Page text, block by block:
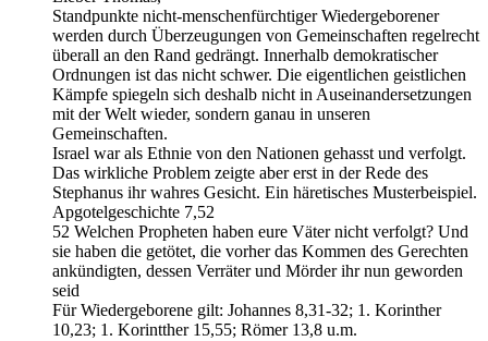
Standpunkte nicht-menschenfürchtiger Wiedergeborener
werden durch Überzeugungen von Gemeinschaften regelrecht
überall an den Rand gedrängt. Innerhalb demokratischer
Ordnungen ist das nicht schwer. Die eigentlichen geistlichen
Kämpfe spiegeln sich deshalb nicht in Auseinandersetzungen
mit der Welt wieder, sondern ganau in unseren
Gemeinschaften.
Israel war als Ethnie von den Nationen gehasst und verfolgt.
Das wirkliche Problem zeigte aber erst in der Rede des
Stephanus ihr wahres Gesicht. Ein häretisches Musterbeispiel.
Apgotelgeschichte 7,52
52 Welchen Propheten haben eure Väter nicht verfolgt? Und
sie haben die getötet, die vorher das Kommen des Gerechten
ankündigten, dessen Verräter und Mörder ihr nun geworden
seid
Für Wiedergeborene gilt: Johannes 8,31-32; 1. Korinther
10,23; 1. Korintther 15,55; Römer 13,8 u.m.